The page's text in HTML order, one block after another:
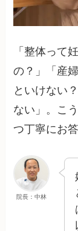
「整体って
の？」「産
といけない
ない」。こ
つ丁寧にお
院長：中林